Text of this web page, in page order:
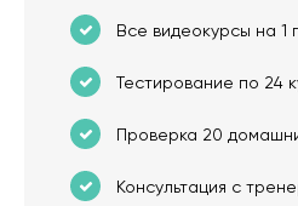
Все видеокурсы на 1
Тестирование по 24
Проверка 20
Консультация с